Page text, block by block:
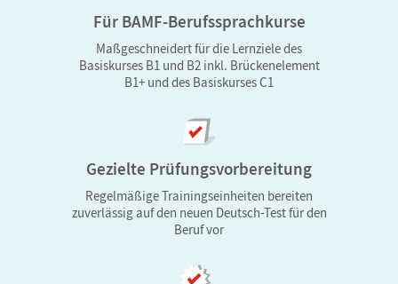
diese Voraussetzung zu erfüllen. Regelmäßige
Trainingseinheiten bereiten die Lernenden
zuverlässig auf die Prüfungen Deutsch-Test für den
Beruf B1, Deutsch-Test für den Beruf B2, Deutsch-
Band B1 für alltägliche Berufskommunikation:
400 UE
Brückenkurs B1+ für den Übergang von B1 zu B2:
Für BAMF-Berufssprachkurse
Maßgeschneidert für die Lernziele des
Basiskurses B1 und B2 inkl. Brückenelement
B1+ und des Basiskurses C1
Gezielte Prüfungsvorbereitung
Regelmäßige Trainingseinheiten bereiten
zuverlässig auf den neuen Deutsch-Test für den
Beruf vor